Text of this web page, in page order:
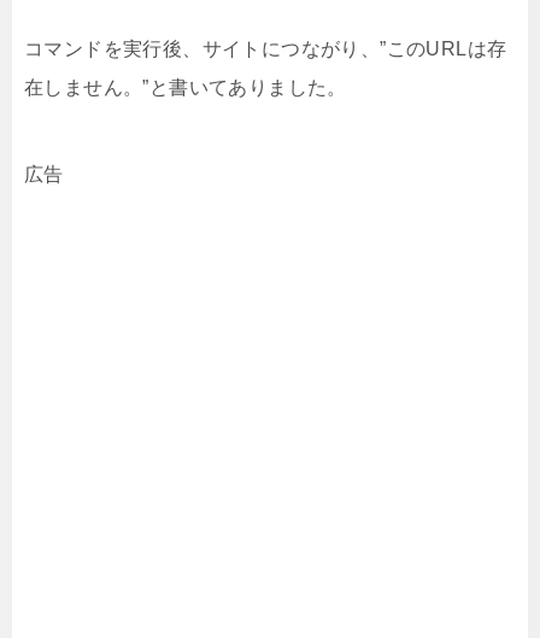
コマンドを実行後、サイトにつながり、”このURLは存
在しません。”と書いてありました。
広告